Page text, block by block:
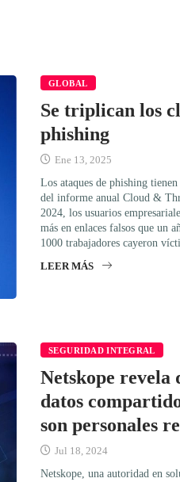
GLOBAL
Se triplican los
phishing
Ene 13, 2025
Los ataques de phishing
del informe anual Cloud &
2024, los usuarios
más en enlaces falsos que un
1000 trabajadores cayeron
LEER MÁS
SEGURIDAD INTEGRAL
Netskope revela
datos
son personales
Jul 18, 2024
Netskope, una autoridad en